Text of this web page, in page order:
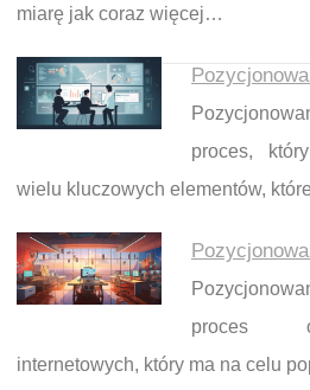
miarę jak coraz więcej…
proces,
wielu kluczowych elementów,
proces
internetowych, który ma na celu